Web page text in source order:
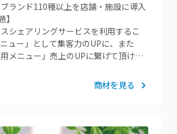
ブランド110種以上を店舗・施設に導入
シェアリングサービスを利⽤するこ
ュー」として集客力のUPに、また
⽤メニュー」売上のUPに繋げて頂け…
商材を見る